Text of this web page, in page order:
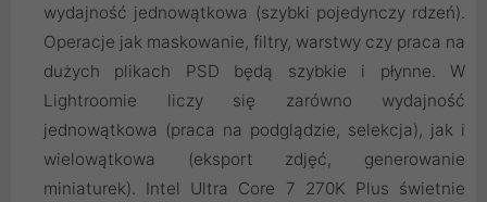
wydajność jednowątkowa (szybki pojedynczy rdzeń).
Operacje jak maskowanie, filtry, warstwy czy praca na
dużych plikach PSD będą szybkie i płynne. W
Lightroomie liczy się zarówno wydajność
jednowątkowa (praca na podglądzie, selekcja), jak i
wielowątkowa (eksport zdjęć, generowanie
miniaturek). Intel Ultra Core 7 270K Plus świetnie